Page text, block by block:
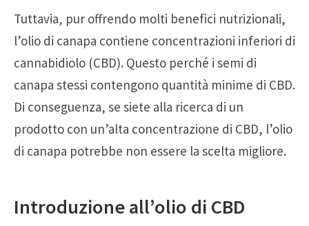
Tuttavia, pur offrendo molti benefici nutrizionali,
l’olio di canapa contiene concentrazioni inferiori di
cannabidiolo (CBD). Questo perché i semi di
canapa stessi contengono quantità minime di CBD.
Di conseguenza, se siete alla ricerca di un
prodotto con un’alta concentrazione di CBD, l’olio
di canapa potrebbe non essere la scelta migliore.
Introduzione all’olio di CBD